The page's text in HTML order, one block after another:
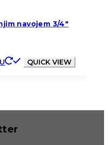
navojem 3/4″
QUICK VIEW